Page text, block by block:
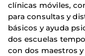
clínicas móviles,
para consultas y
básicos y ayuda
dos escuelas
con dos maestros